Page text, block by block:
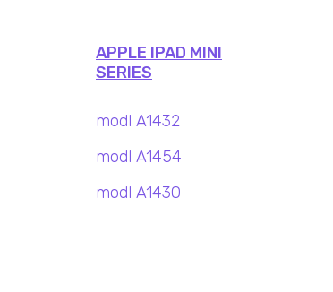
APPLE IPAD MINI
SERIES
modl A1432
modl A1454
modl A1430